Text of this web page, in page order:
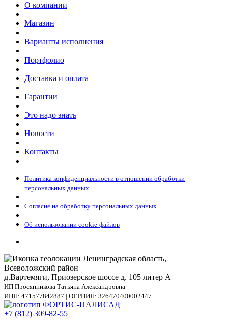
О компании
|
Магазин
|
Варианты исполнения
|
Портфолио
|
Доставка и оплата
|
Гарантии
|
Это надо знать
|
Новости
|
Контакты
|
Политика конфиденциальности в отношении обработки
персональных данных
|
Согласие на обработку персональных данных
|
Об использовании cookie-файлов
Ленинградская область,
Всеволожский район
д.Вартемяги, Приозерское шоссе д. 105 литер А
ИП Просянникова Татьяна Александровна
ИНН: 471577842887 | ОГРНИП: 326470400002447
+7 (812) 309-82-55